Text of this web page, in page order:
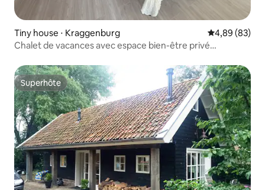
Tiny house ⋅ Kraggenburg Évaluation
4,89 (83)
Chalet de vacances avec espace bien-être privé
Superhôte
Superhôte